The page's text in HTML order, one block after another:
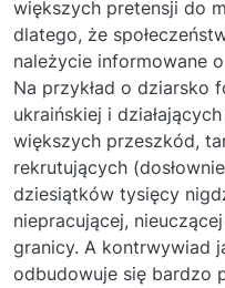
większych pretensji do
dlatego, że
należycie informowane
Na przykład o dziarsko
ukraińskiej i
większych przeszkód,
rekrutujących
dziesiątków tysięcy
niepracującej,
granicy. A kontrwywiad
odbudowuje się bardzo